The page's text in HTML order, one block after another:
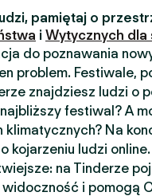
pamiętaj o
i Wytycznych dla
do poznawania
problem. Festiwale,
znajdziesz ludzi o
festiwal? A
klimatycznych? Na
kojarzeniu ludzi
na Tinderze
i pomogą